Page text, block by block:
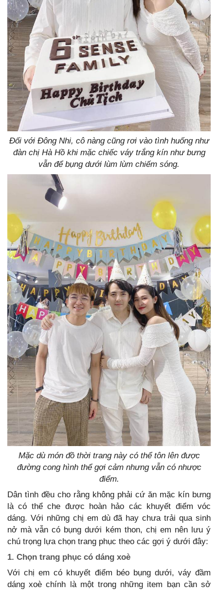
Đối với Đông Nhi, cô nàng cũng rơi vào tình huống như
đàn chị Hà Hồ khi mặc chiếc váy trắng kín như bưng
vẫn để bụng dưới lùm lùm chiếm sóng.
Mặc dù món đồ thời trang này có thể tôn lên được
đường cong hình thể gợi cảm nhưng vẫn có nhược
điểm.
Dân tình đều cho rằng không phải cứ ăn mặc kín bưng
là có thể che được hoàn hảo các khuyết điểm vóc
dáng. Với những chị em dù đã hay chưa trải qua sinh
nở mà vẫn có bụng dưới kém thon, chị em nên lưu ý
chú trọng lựa chọn trang phục theo các gợi ý dưới đây:
1. Chọn trang phục có dáng xoè
Với chị em có khuyết điểm béo bụng dưới, váy đầm
dáng xoè chính là một trong những item bạn cần sở